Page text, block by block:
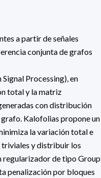
a partir de señales
conjunta de grafos
Processing), en
total y la matriz
con distribución
Kalofolias propone un
la variación total e
triviales y distribuir los
regularizador de tipo Group
penalización por bloques